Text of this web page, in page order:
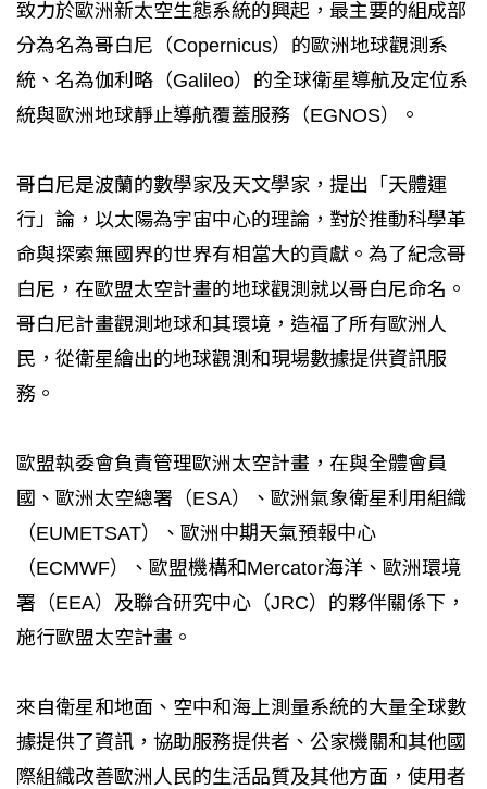
致力於歐洲新太空生態系統的興起，最主要的組成部
分為名為哥白尼（Copernicus）的歐洲地球觀測系
統、名為伽利略（Galileo）的全球衛星導航及定位系
統與歐洲地球靜止導航覆蓋服務（EGNOS）。
哥白尼是波蘭的數學家及天文學家，提出「天體運
行」論，以太陽為宇宙中心的理論，對於推動科學革
命與探索無國界的世界有相當大的貢獻。為了紀念哥
白尼，在歐盟太空計畫的地球觀測就以哥白尼命名。
哥白尼計畫觀測地球和其環境，造福了所有歐洲人
民，從衛星繪出的地球觀測和現場數據提供資訊服
務。
歐盟執委會負責管理歐洲太空計畫，在與全體會員
國、歐洲太空總署（ESA）、歐洲氣象衛星利用組織
（EUMETSAT）、歐洲中期天氣預報中心
（ECMWF）、歐盟機構和Mercator海洋、歐洲環境
署（EEA）及聯合研究中心（JRC）的夥伴關係下，
施行歐盟太空計畫。
來自衛星和地面、空中和海上測量系統的大量全球數
據提供了資訊，協助服務提供者、公家機關和其他國
際組織改善歐洲人民的生活品質及其他方面，使用者